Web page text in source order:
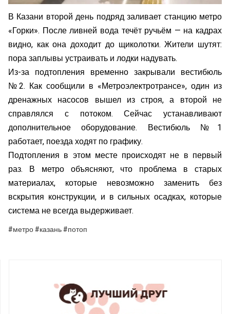
В Казани второй день подряд заливает станцию метро
«Горки». После ливней вода течёт ручьём — на кадрах
видно, как она доходит до щиколотки. Жители шутят:
пора заплывы устраивать и лодки надувать.
Из-за подтопления временно закрывали вестибюль
№2. Как сообщили в «Метроэлектротрансе», один из
дренажных насосов вышел из строя, а второй не
справлялся с потоком. Сейчас устанавливают
дополнительное оборудование. Вестибюль №1
работает, поезда ходят по графику.
Подтопления в этом месте происходят не в первый
раз. В метро объясняют, что проблема в старых
материалах, которые невозможно заменить без
вскрытия конструкции, и в сильных осадках, которые
система не всегда выдерживает.
#метро #казань #потоп